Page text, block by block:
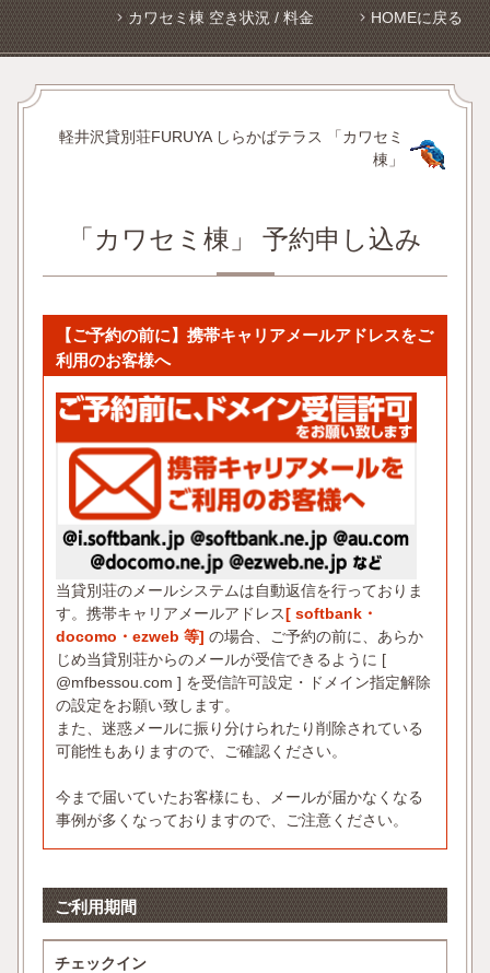
カワセミ棟 空き状況 / 料金 HOMEに戻る
軽井沢貸別荘FURUYA しらかばテラス 「カワセミ
棟」
「カワセミ棟」 予約申し込み
【ご予約の前に】携帯キャリアメールアドレスをご
利用のお客様へ
当貸別荘のメールシステムは自動返信を行っておりま
す。携帯キャリアメールアドレス[ softbank・
docomo・ezweb 等]の場合、ご予約の前に、あらか
じめ当貸別荘からのメールが受信できるように [
@mfbessou.com ] を受信許可設定・ドメイン指定解除
の設定をお願い致します。
また、迷惑メールに振り分けられたり削除されている
可能性もありますので、ご確認ください。
今まで届いていたお客様にも、メールが届かなくなる
事例が多くなっておりますので、ご注意ください。
ご利用期間
チェックイン